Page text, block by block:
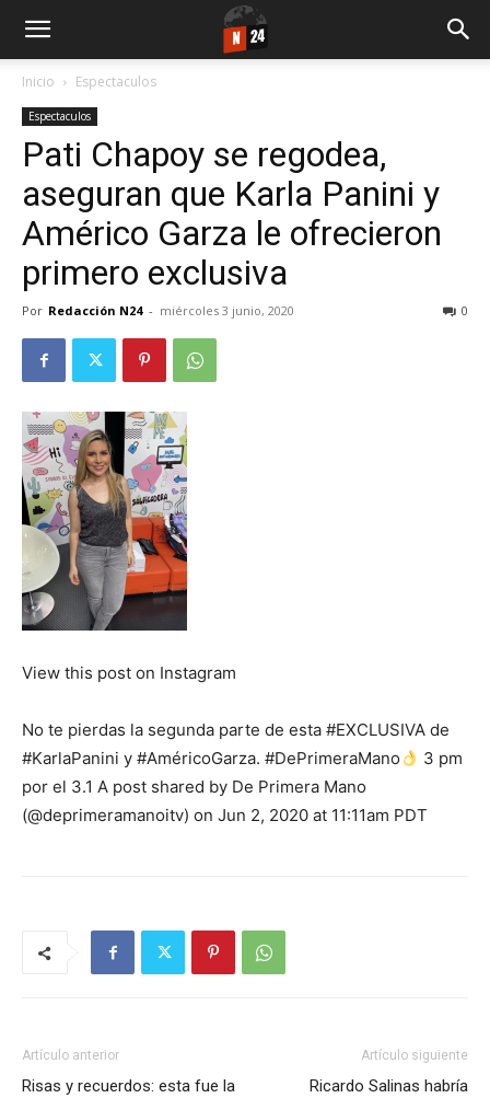
Inicio Espectaculos
Espectaculos
Pati Chapoy se regodea,
aseguran que Karla Panini y
Américo Garza le ofrecieron
primero exclusiva
Por Redacción N24 - miércoles 3 junio, 2020 0
View this post on Instagram
No te pierdas la segunda parte de esta #EXCLUSIVA de
#KarlaPanini y #AméricoGarza. #DePrimeraMano
3 pm
por el 3.1 A post shared by De Primera Mano
(@deprimeramanoitv) on Jun 2, 2020 at 11:11am PDT
Artículo anterior
Risas y recuerdos: esta fue la
Artículo siguiente
Ricardo Salinas habría